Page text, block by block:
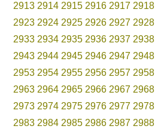
2913 2914 2915 2916 2917 2918
2923 2924 2925 2926 2927 2928
2933 2934 2935 2936 2937 2938
2943 2944 2945 2946 2947 2948
2953 2954 2955 2956 2957 2958
2963 2964 2965 2966 2967 2968
2973 2974 2975 2976 2977 2978
2983 2984 2985 2986 2987 2988